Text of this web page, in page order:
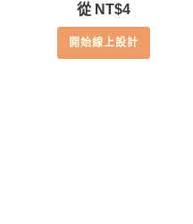
從 NT$4
開始線上設計